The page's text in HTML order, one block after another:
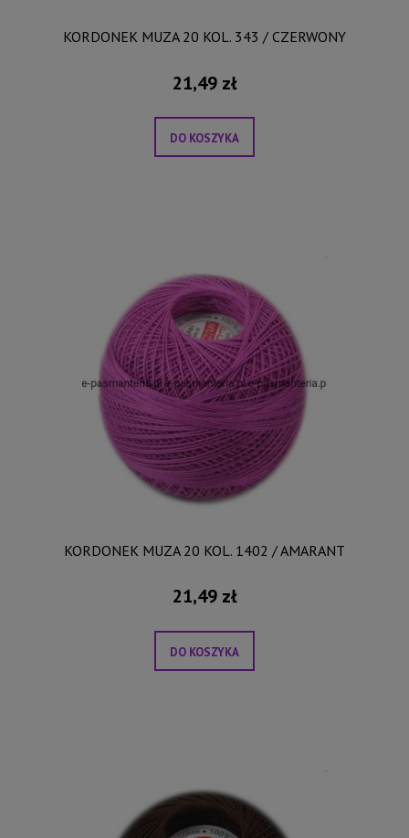
KORDONEK MUZA 20 KOL. 343 / CZERWONY
21,49 zł
DO KOSZYKA
KORDONEK MUZA 20 KOL. 1402 / AMARANT
21,49 zł
DO KOSZYKA